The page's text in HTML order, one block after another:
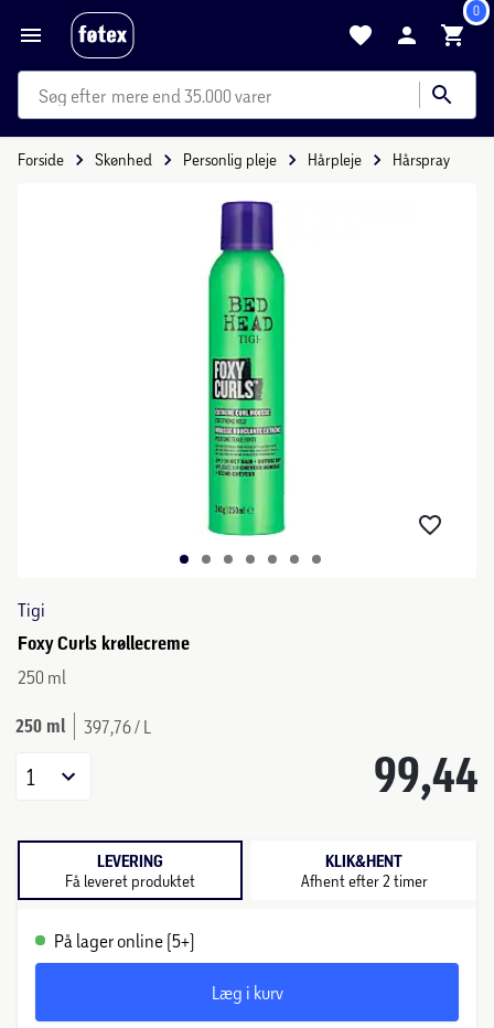
0
mere end 35.000 varer
Forside Skønhed Personlig pleje Hårpleje Hårspray
Tigi
Foxy Curls krøllecreme
250 ml
250 ml 397,76 / L
99,44
1
LEVERING
Få leveret produktet
KLIK&HENT
Afhent efter 2 timer
På lager online (5+)
Læg i kurv